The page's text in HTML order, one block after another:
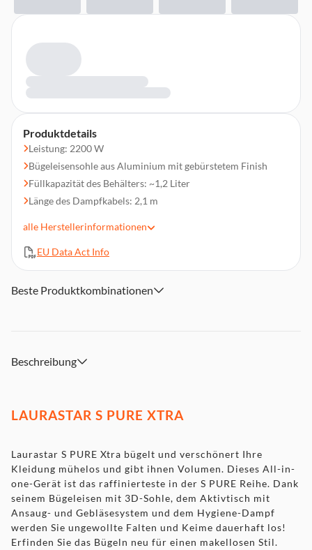
Produktdetails
Leistung: 2200 W
Bügeleisensohle aus Aluminium mit gebürstetem Finish
Füllkapazität des Behälters: ~1,2 Liter
Länge des Dampfkabels: 2,1 m
Dry Microfine Steam
Aktivbügelbrett
3D-Aktivsohle
alle Herstellerinformationen
EU Data Act Info
Beste Produktkombinationen
Beschreibung
LAURASTAR S PURE XTRA
Laurastar S PURE Xtra bügelt und verschönert Ihre
Kleidung mühelos und gibt ihnen Volumen. Dieses All-in-
one-Gerät ist das raffinierteste in der S PURE Reihe. Dank
seinem Bügeleisen mit 3D-Sohle, dem Aktivtisch mit
Ansaug- und Gebläsesystem und dem Hygiene-Dampf
werden Sie ungewollte Falten und Keime dauerhaft los!
Erfinden Sie das Bügeln neu für einen makellosen Stil.